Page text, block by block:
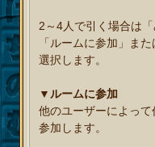
2～4人で引く場合は
「ルームに参加」ま
選択します。
▼ルームに参加
他のユーザーによって
参加します。